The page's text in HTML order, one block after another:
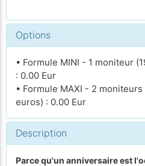
Options
• Formule MINI - 1 moniteur
: 0.00 Eur
• Formule MAXI - 2
euros) : 0.00 Eur
Description
Parce qu'un anniversaire est